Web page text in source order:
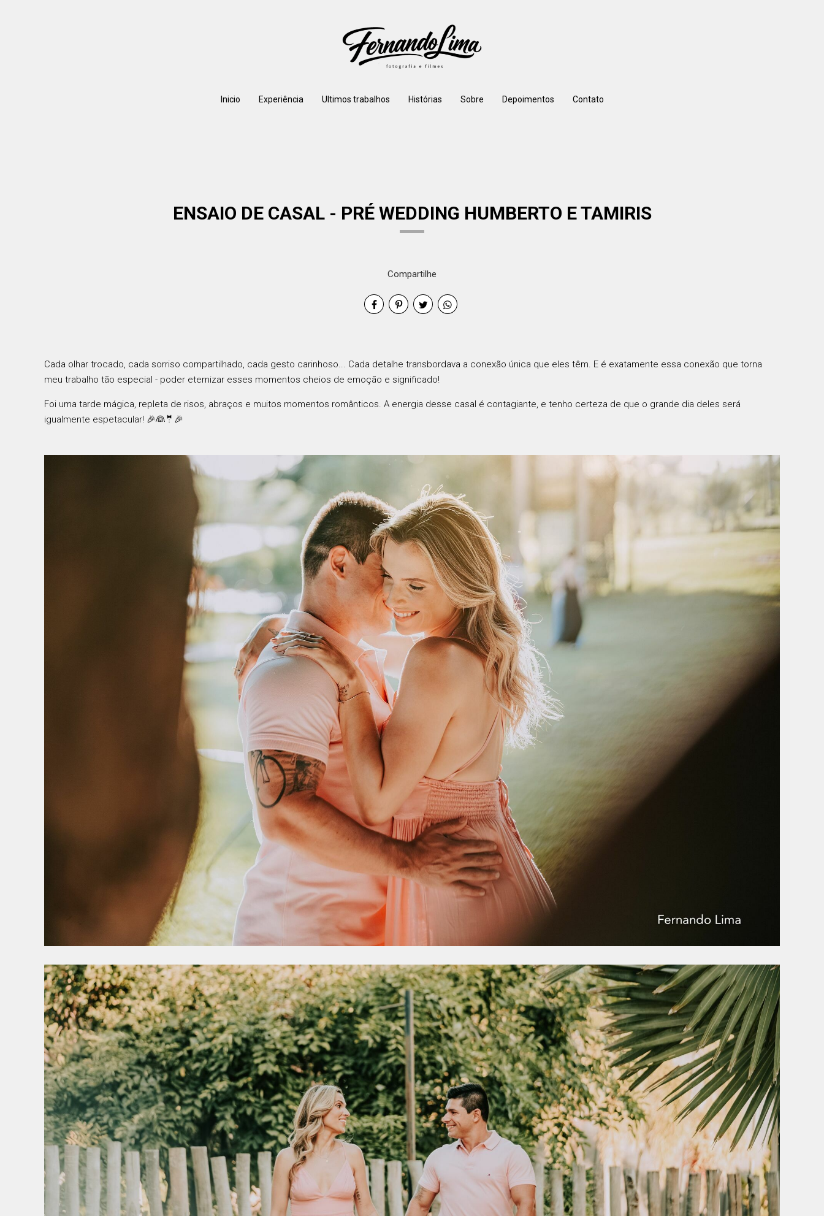
Inicio Experiência Ultimos trabalhos Histórias Sobre Depoimentos Contato
ENSAIO DE CASAL - PRÉ WEDDING HUMBERTO E TAMIRIS
Compartilhe
Cada olhar trocado, cada sorriso compartilhado, cada gesto carinhoso... Cada detalhe transbordava a conexão única que eles têm. E é exatamente essa conexão que torna
meu trabalho tão especial - poder eternizar esses momentos cheios de emoção e significado!
Foi uma tarde mágica, repleta de risos, abraços e muitos momentos românticos. A energia desse casal é contagiante, e tenho certeza de que o grande dia deles será
igualmente espetacular! 🎉👰🤵🎉